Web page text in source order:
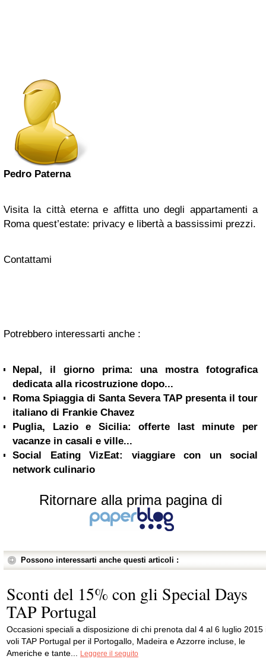
Pedro Paterna
Visita la città eterna e affitta uno degli appartamenti a
Roma quest’estate: privacy e libertà a bassissimi prezzi.
Contattami
Potrebbero interessarti anche :
Nepal, il giorno prima: una mostra fotografica
dedicata alla ricostruzione dopo...
Roma Spiaggia di Santa Severa TAP presenta il tour
italiano di Frankie Chavez
Puglia, Lazio e Sicilia: offerte last minute per
vacanze in casali e ville...
Social Eating VizEat: viaggiare con un social
network culinario
Ritornare alla prima pagina di
Possono interessarti anche questi articoli :
Sconti del 15% con gli Special Days
TAP Portugal
Occasioni speciali a disposizione di chi prenota dal 4 al 6 luglio 2015
voli TAP Portugal per il Portogallo, Madeira e Azzorre incluse, le
Americhe e tante... Leggere il seguito